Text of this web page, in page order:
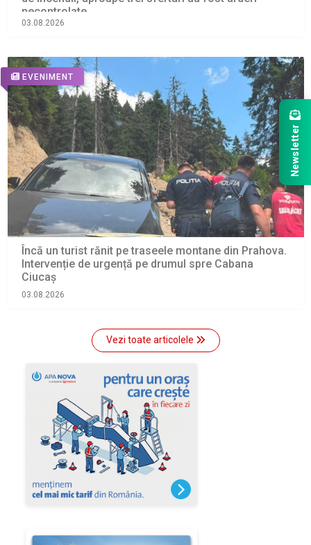
necontrolate
03.08.2026
EVENIMENT
Încă un turist rănit pe traseele montane din Prahova.
Intervenție de urgență pe drumul spre Cabana
Ciucaș
03.08.2026
Vezi toate articolele
Newsletter